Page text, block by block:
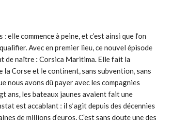
elle commence à peine, et c’est ainsi que l’on
Avec en premier lieu, ce nouvel épisode
de naître : Corsica Maritima. Elle fait la
Corse et le continent, sans subvention, sans
nous avons dû payer avec les compagnies
ans, les bateaux jaunes avaient fait une
est accablant : il s’agit depuis des décennies
de millions d’euros. C’est sans doute une des